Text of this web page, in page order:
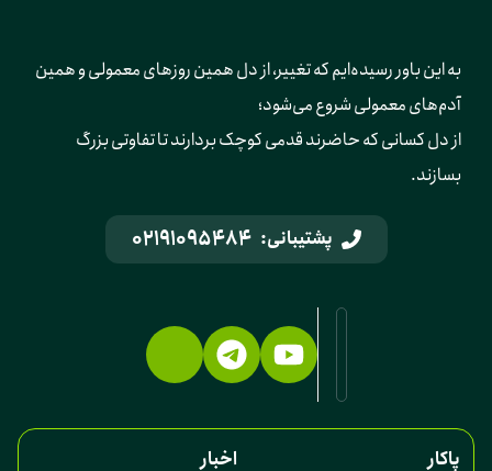
به این باور رسیده‌ایم که تغییر، از دل همین روزهای معمولی و همین
آدم‌های معمولی شروع می‌شود؛
از دل کسانی که حاضرند قدمی کوچک بردارند تا تفاوتی بزرگ
بسازند.
پشتیبانی: 02191095484
پاکار اخبار